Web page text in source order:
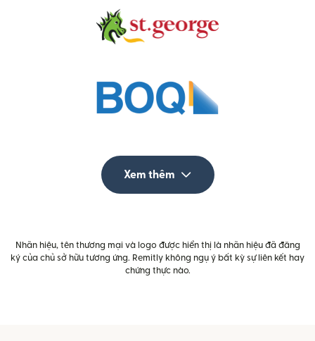
Xem thêm
Nhãn hiệu, tên thương mại và logo được hiển thị là nhãn hiệu đã đăng
ký của chủ sở hữu tương ứng. Remitly không ngụ ý bất kỳ sự liên kết hay
chứng thực nào.